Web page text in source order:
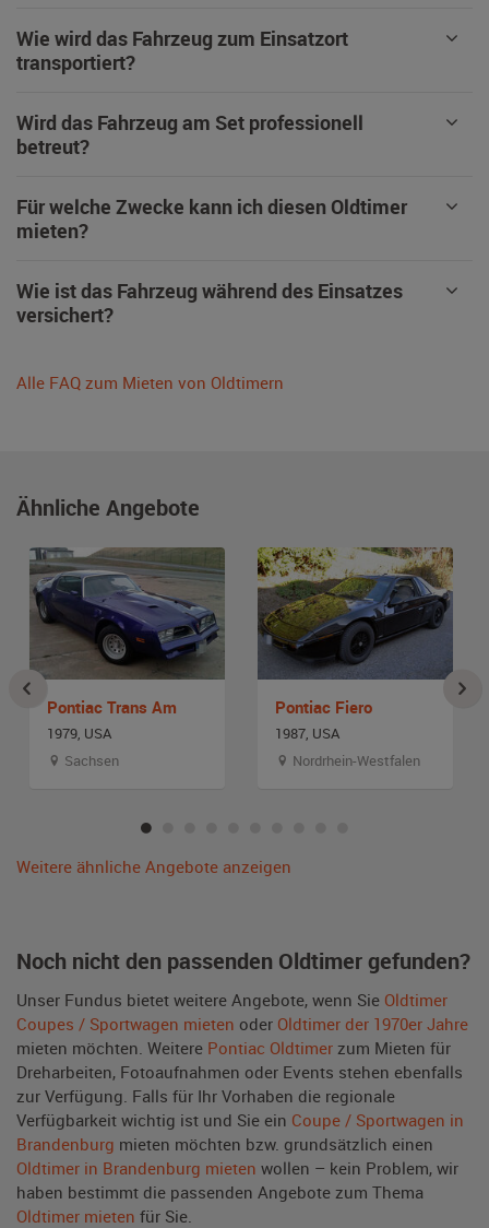
Wie wird das Fahrzeug zum Einsatzort
transportiert?
Wird das Fahrzeug am Set professionell
betreut?
Für welche Zwecke kann ich diesen Oldtimer
mieten?
Wie ist das Fahrzeug während des Einsatzes
versichert?
Alle FAQ zum Mieten von Oldtimern
Ähnliche Angebote
Pontiac Trans Am
1979, USA
Sachsen
Pontiac Fiero
1987, USA
Nordrhein-Westfalen
Weitere ähnliche Angebote anzeigen
Noch nicht den passenden Oldtimer gefunden?
Unser Fundus bietet weitere Angebote, wenn Sie Oldtimer
Coupes / Sportwagen mieten oder Oldtimer der 1970er Jahre
mieten möchten. Weitere Pontiac Oldtimer zum Mieten für
Dreharbeiten, Fotoaufnahmen oder Events stehen ebenfalls
zur Verfügung. Falls für Ihr Vorhaben die regionale
Verfügbarkeit wichtig ist und Sie ein Coupe / Sportwagen in
Brandenburg mieten möchten bzw. grundsätzlich einen
Oldtimer in Brandenburg mieten wollen – kein Problem, wir
haben bestimmt die passenden Angebote zum Thema
Oldtimer mieten für Sie.